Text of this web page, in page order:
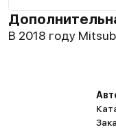
В 2018 году